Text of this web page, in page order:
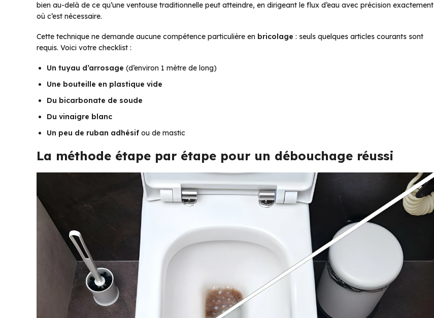
bien au-delà de ce qu’une ventouse traditionnelle peut atteindre, en dirigeant le flux d’eau avec précision exactement
où c’est nécessaire.
Cette technique ne demande aucune compétence particulière en bricolage : seuls quelques articles courants sont
requis. Voici votre checklist :
Un tuyau d’arrosage (d’environ 1 mètre de long)
Une bouteille en plastique vide
Du bicarbonate de soude
Du vinaigre blanc
Un peu de ruban adhésif ou de mastic
La méthode étape par étape pour un débouchage réussi